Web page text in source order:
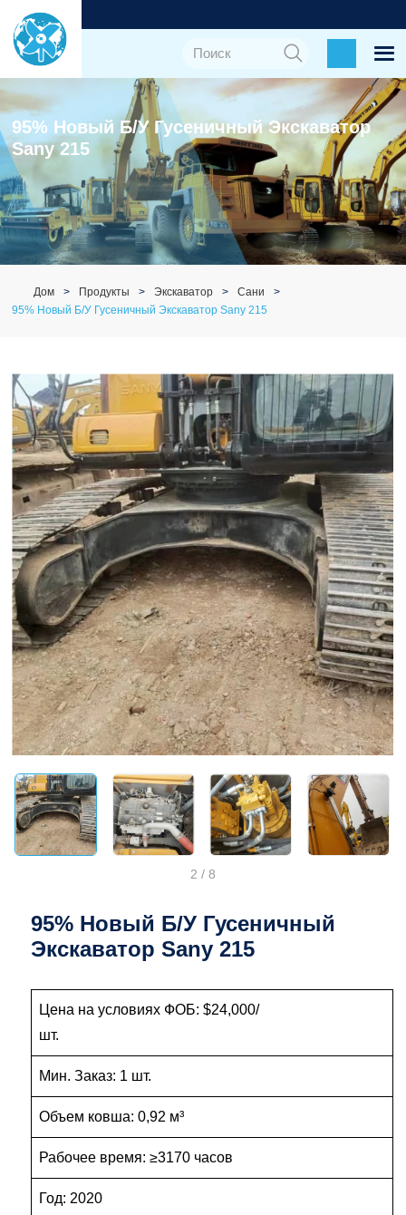
95% Новый Б/у Гусеничный Экскаватор
Sany 215
Дом Продукты Экскаватор
Сани
95% Новый Б/у Гусеничный Экскаватор Sany 215
2 / 8
95% Новый Б/у Гусеничный
Экскаватор Sany 215
Цена на условиях ФОБ: $24,000/
шт.
Мин. Заказ: 1 шт.
Объем ковша: 0,92 м³
Рабочее время: ≥3170 часов
Год: 2020